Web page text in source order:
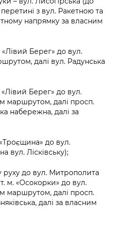
адміністрація
з вул. Ракетною та
напрямку за власним
«Лівий Берег» до вул.
далі вул. Радунська
«Лівий Берег» до вул.
маршрутом, далі просп.
набережна, далі за
до вул.
вул. Лісківську);
руху до вул. Митрополита
м. «Осокорки» до вул.
маршрутом, далі просп.
далі за власним